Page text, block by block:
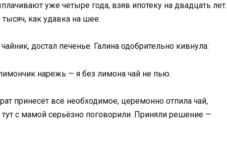
уже четыре года, взяв ипотеку на двадцать лет.
как удавка на шее.
достал печенье. Галина одобрительно кивнула:
нарежь — я без лимона чай не пью.
принесёт всё необходимое, церемонно отпила чай,
с мамой серьёзно поговорили. Приняли решение —